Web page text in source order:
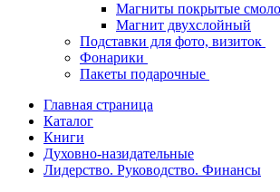
Магниты покрытые
Магнит двухслойный
Подставки для фото, визиток
Фонарики
Пакеты подарочные
Главная страница
Каталог
Книги
Духовно-назидательные
Лидерство. Руководство. Финансы